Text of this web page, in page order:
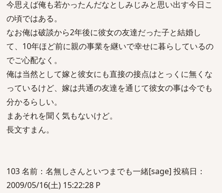
今思えば俺も若かったんだなとしみじみと思い出す今日こ
の頃ではある。
なお俺は破談から2年後に彼女の友達だった子と結婚し
て、10年ほど前に親の事業を継いで幸せに暮らしているの
でご心配なく。
俺は当然として嫁と彼女にも直接の接点はとっくに無くな
っているけど、嫁は共通の友達を通じて彼女の事は今でも
分かるらしい。
まあそれを聞く気もないけど。
長文すまん。
103 名前：名無しさんといつまでも一緒[sage] 投稿日：
2009/05/16(土) 15:22:28 P